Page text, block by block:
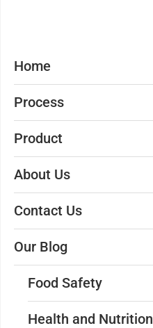
Home
Process
Product
About Us
Contact Us
Our Blog
Food Safety
Health and Nutrition